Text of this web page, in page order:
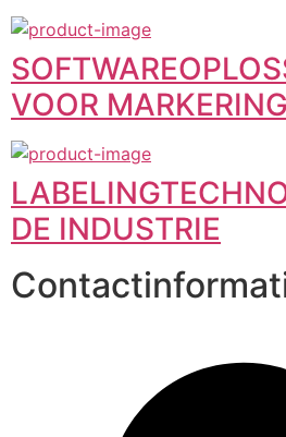
VOOR MARKERING
DE INDUSTRIE